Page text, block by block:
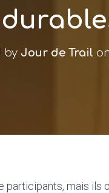
by Jour de Trail
mais ils